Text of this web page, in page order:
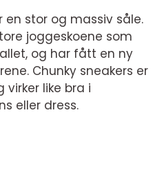
en stor og massiv såle.
joggeskoene som
og har fått en ny
Chunky sneakers er
like bra i
eller dress.